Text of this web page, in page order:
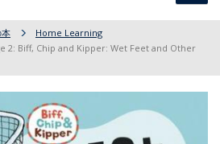
Home Learning
2: Biff, Chip and Kipper: Wet Feet and Other